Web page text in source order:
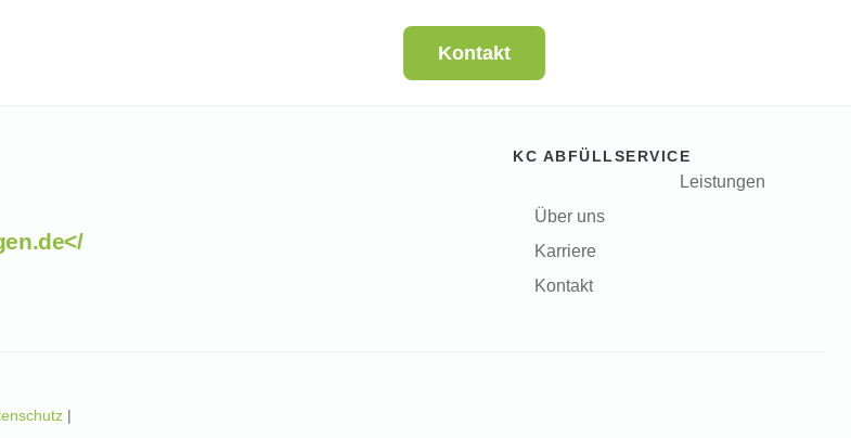
Kontakt
KC ABFÜLLSERVICE
Leistungen
Über uns
Karriere
Kontakt
|